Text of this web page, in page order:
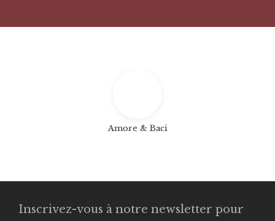
Amore & Baci
Inscrivez-vous à notre newsletter pour